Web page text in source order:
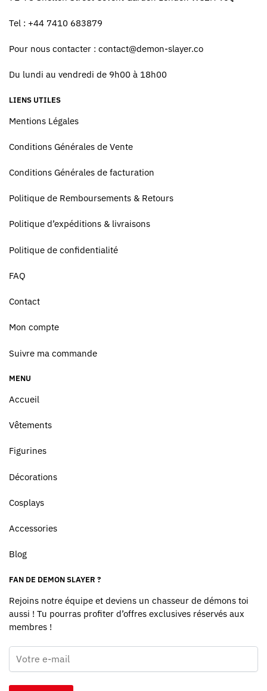
Tel : +44 7410 683879
Pour nous contacter : contact@demon-slayer.co
Du lundi au vendredi de 9h00 à 18h00
LIENS UTILES
Mentions Légales
Conditions Générales de Vente
Conditions Générales de facturation
Politique de Remboursements & Retours
Politique d’expéditions & livraisons
Politique de confidentialité
FAQ
Contact
Mon compte
Suivre ma commande
MENU
Accueil
Vêtements
Figurines
Décorations
Cosplays
Accessories
Blog
FAN DE DEMON SLAYER ?
Rejoins notre équipe et deviens un chasseur de démons toi
aussi ! Tu pourras profiter d’offres exclusives réservés aux
membres !